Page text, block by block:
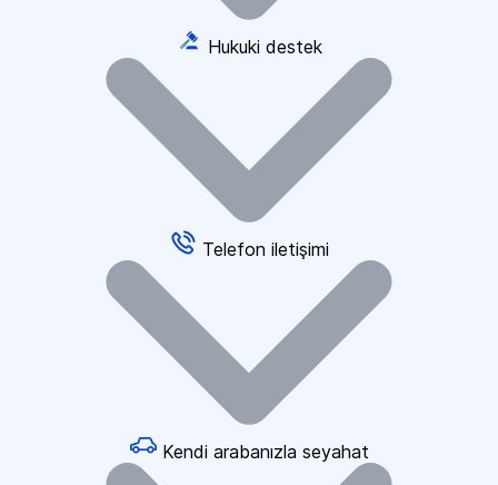
Hukuki destek
Telefon iletişimi
Kendi arabanızla seyahat